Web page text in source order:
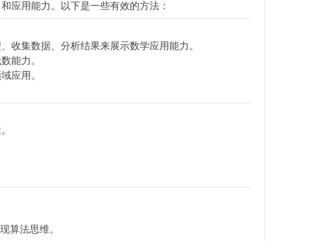
应用能力。以下是一些有效的方法：
收集数据、分析结果来展示数学应用能力。
能力。
应用。
算法思维。